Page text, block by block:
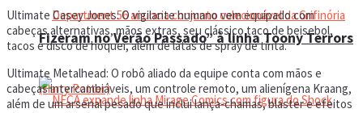
Fizeram no Verão Passado” à linha Toony Terrors
Ultimate Casey Jones: O vigilante humano vem equipado com
cabeças alternativas, mãos extras, seu clássico taco de beisebol,
tacos e disco de hóquei, além de latas de spray de tinta.
Ultimate Metalhead: O robô aliado da equipe conta com mãos e
cabeças intercambiáveis, um controle remoto, um alienígena Kraang,
além de um arsenal pesado que inclui lança-chamas, blaster e efeitos